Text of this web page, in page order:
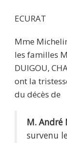
ECURAT
Mme
les familles
DUIGOU,
ont la
du décès de
M. André
survenu